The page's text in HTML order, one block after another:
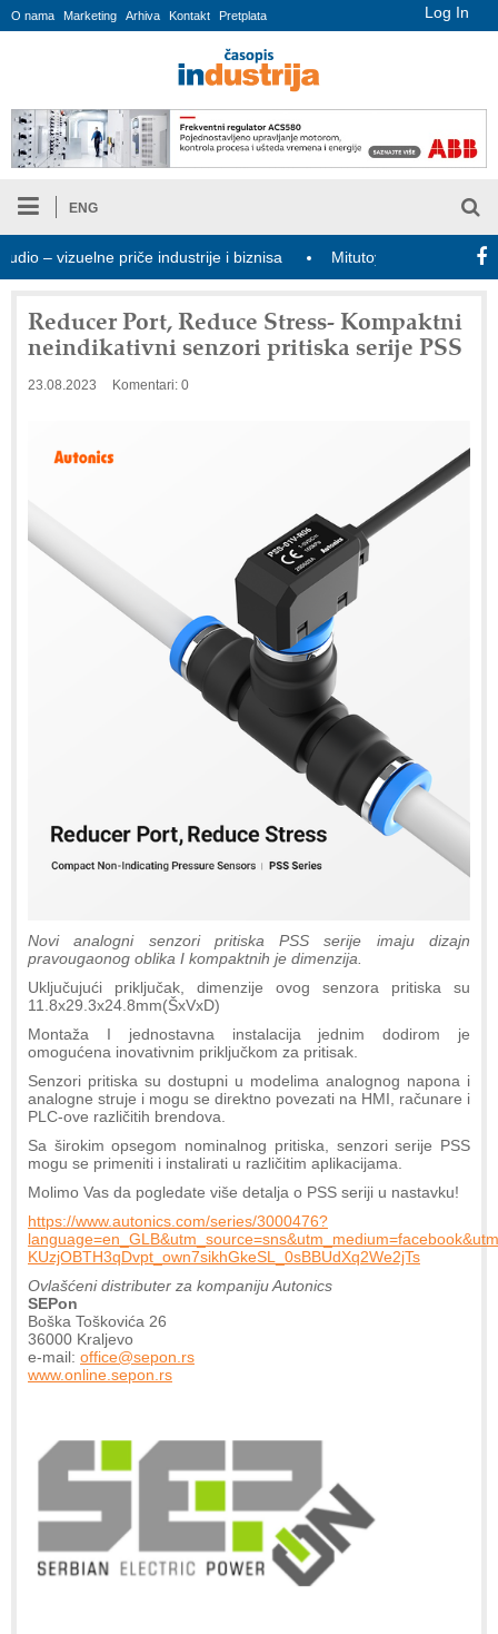
Log In
O nama Marketing Arhiva Kontakt Pretplata
ENG
priče industrije i biznisa Mitutoyo Crysta-Apex V PLUS:
Reducer Port, Reduce Stress- Kompaktni
neindikativni senzori pritiska serije PSS
23.08.2023 Komentari: 0
Novi analogni senzori pritiska PSS serije imaju dizajn
pravougaonog oblika I kompaktnih je dimenzija.
Uključujući priključak, dimenzije ovog senzora pritiska su
11.8x29.3x24.8mm(ŠxVxD)
Montaža I jednostavna instalacija jednim dodirom je
omogućena inovativnim priključkom za pritisak.
Senzori pritiska su dostupni u modelima analognog napona i
analogne struje i mogu se direktno povezati na HMI, računare i
PLC-ove različitih brendova.
Sa širokim opsegom nominalnog pritiska, senzori serije PSS
mogu se primeniti i instalirati u različitim aplikacijama.
Molimo Vas da pogledate više detalja o PSS seriji u nastavku!
https://www.autonics.com/series/3000476?
KUzjOBTH3qDvpt_own7sikhGkeSL_0sBBUdXq2We2jTs
Ovlašćeni distributer za kompaniju Autonics
SEPon
Boška Toškovića 26
36000 Kraljevo
e-mail: office@sepon.rs
www.online.sepon.rs